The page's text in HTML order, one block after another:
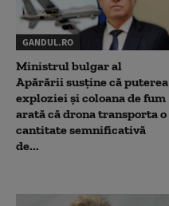
GANDUL.RO
Ministrul bulgar al
Apărării susține că puterea
exploziei și coloana de fum
arată că drona transporta o
cantitate semnificativă
de...